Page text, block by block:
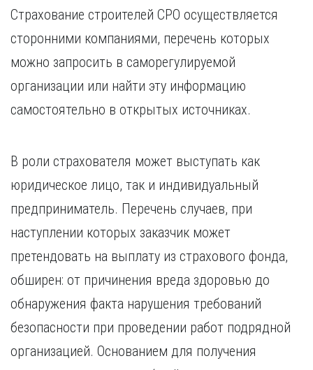
Страхование строителей СРО осуществляется
сторонними компаниями, перечень которых
можно запросить в саморегулируемой
организации или найти эту информацию
самостоятельно в открытых источниках.
В роли страхователя может выступать как
юридическое лицо, так и индивидуальный
предприниматель. Перечень случаев, при
наступлении которых заказчик может
претендовать на выплату из страхового фонда,
обширен: от причинения вреда здоровью до
обнаружения факта нарушения требований
безопасности при проведении работ подрядной
организацией. Основанием для получения